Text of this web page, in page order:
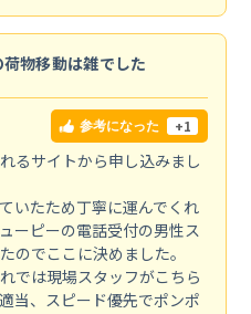
物移動は雑でした
参考になった +1
るサイトから申し込みまし
いたため丁寧に運んでくれ
ーピーの電話受付の男性ス
のでここに決めました。
では現場スタッフがこちら
当、スピード優先でポンポ